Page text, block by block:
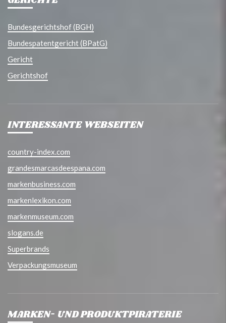
Bundesgerichtshof (BGH)
Bundespatentgericht (BPatG)
Gericht
Gerichtshof
INTERESSANTE WEBSEITEN
country-index.com
grandesmarcasdeespana.com
markenbusiness.com
markenlexikon.com
markenmuseum.com
slogans.de
Superbrands
Verpackungsmuseum
MARKEN- UND PRODUKTPIRATERIE